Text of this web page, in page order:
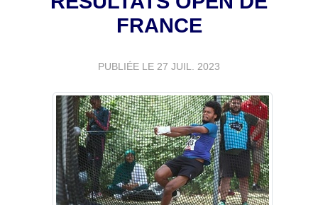
FRANCE
PUBLIÉE LE 27 JUIL. 2023